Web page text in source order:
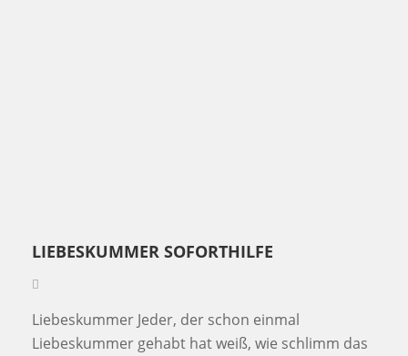
LIEBESKUMMER SOFORTHILFE
Liebeskummer Jeder, der schon einmal
Liebeskummer gehabt hat weiß, wie schlimm das